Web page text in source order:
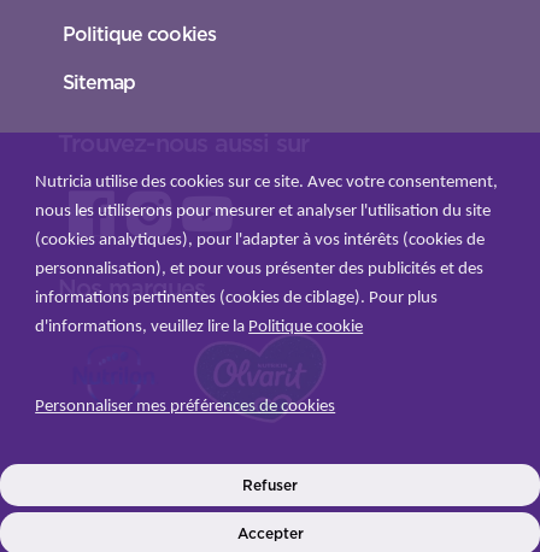
INLOGGEN
Politique cookies
Sitemap
Nos marques
Nutricia utilise des cookies sur ce site. Avec votre consentement,
nous les utiliserons pour mesurer et analyser l'utilisation du site
(cookies analytiques), pour l'adapter à vos intérêts (cookies de
personnalisation), et pour vous présenter des publicités et des
informations pertinentes (cookies de ciblage). Pour plus
d'informations, veuillez lire la Politique cookie
Personnaliser mes préférences de cookies
Refuser
Accepter